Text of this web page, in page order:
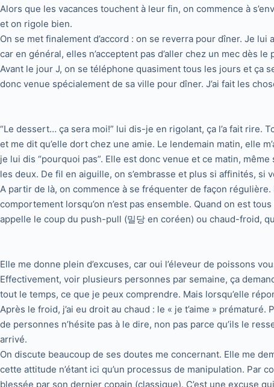
Alors que les vacances touchent à leur fin, on commence à
et on rigole bien.
On se met finalement d’accord : on se reverra pour dîner. Je
car en général, elles n’acceptent pas d’aller chez un mec dès
Avant le jour J, on se téléphone quasiment tous les jours et ça
donc venue spécialement de sa ville pour dîner. J’ai fait les
“Le dessert… ça sera moi!” lui dis-je en rigolant, ça l’a fait rire.
et me dit qu’elle dort chez une amie. Le lendemain matin, elle
je lui dis “pourquoi pas”. Elle est donc venue et ce matin,
les deux. De fil en aiguille, on s’embrasse et plus si affinités,
A partir de là, on commence à se fréquenter de façon
comportement lorsqu’on n’est pas ensemble. Quand on est
appelle le coup du push-pull (밀당 en coréen) ou chaud-froid,
Elle me donne plein d’excuses, car oui l’éleveur de poissons
Effectivement, voir plusieurs personnes par semaine, ça
tout le temps, ce que je peux comprendre. Mais lorsqu’elle
Après le froid, j’ai eu droit au chaud : le « je t’aime »
de personnes n’hésite pas à le dire, non pas parce qu’ils le
arrivé.
On discute beaucoup de ses doutes me concernant. Elle me
cette attitude n’étant ici qu’un processus de manipulation. Par
blessée par son dernier copain (classique). C’est une excuse